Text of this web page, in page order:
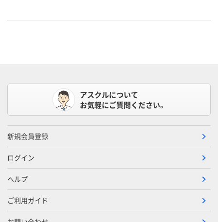
アスクルについて
お気軽にご質問ください。
新規会員登録
ログイン
ヘルプ
ご利用ガイド